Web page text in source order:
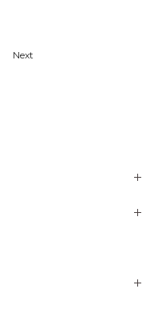
Next